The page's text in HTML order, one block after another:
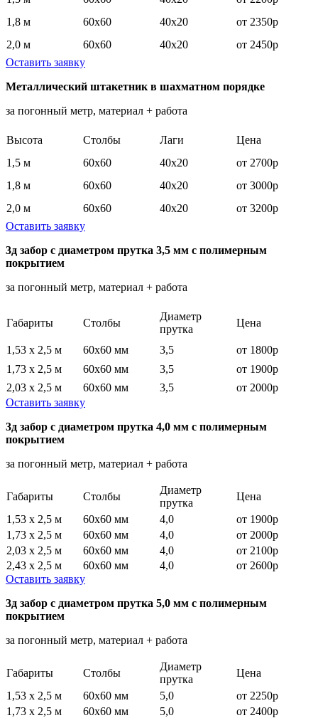
1,8 м
60х60 40х20
от 2350р
2,0 м
60х60 40х20
от 2450р
Оставить заявку
Металлический штакетник в шахматном порядке
за погонный метр, материал + работа
Высота Столбы Лаги
Цена
1,5 м
60х60 40х20
от 2700р
1,8 м
60х60 40х20
от 3000р
2,0 м
60х60 40х20
от 3200р
Оставить заявку
3д забор с диаметром прутка 3,5 мм с полимерным
покрытием
за погонный метр, материал + работа
Габариты Столбы
Диаметр
прутка
Цена
1,53 х 2,5 м 60х60 мм 3,5
от 1800р
1,73 х 2,5 м
60х60 мм 3,5
от 1900р
2,03 х 2,5 м
60х60 мм 3,5
от 2000р
Оставить заявку
3д забор с диаметром прутка 4,0 мм с полимерным
покрытием
за погонный метр, материал + работа
Габариты Столбы
Диаметр
прутка
Цена
1,53 х 2,5 м
60х60 мм 4,0
от 1900р
1,73 х 2,5 м
60х60 мм 4,0
от 2000р
2,03 х 2,5 м
60х60 мм 4,0
от 2100р
2,43 х 2,5 м
60х60 мм 4,0
от 2600р
Оставить заявку
3д забор с диаметром прутка 5,0 мм с полимерным
покрытием
за погонный метр, материал + работа
Габариты Столбы
Диаметр
прутка
Цена
1,53 х 2,5 м
60х60 мм 5,0
от 2250р
1,73 х 2,5 м
60х60 мм 5,0
от 2400р